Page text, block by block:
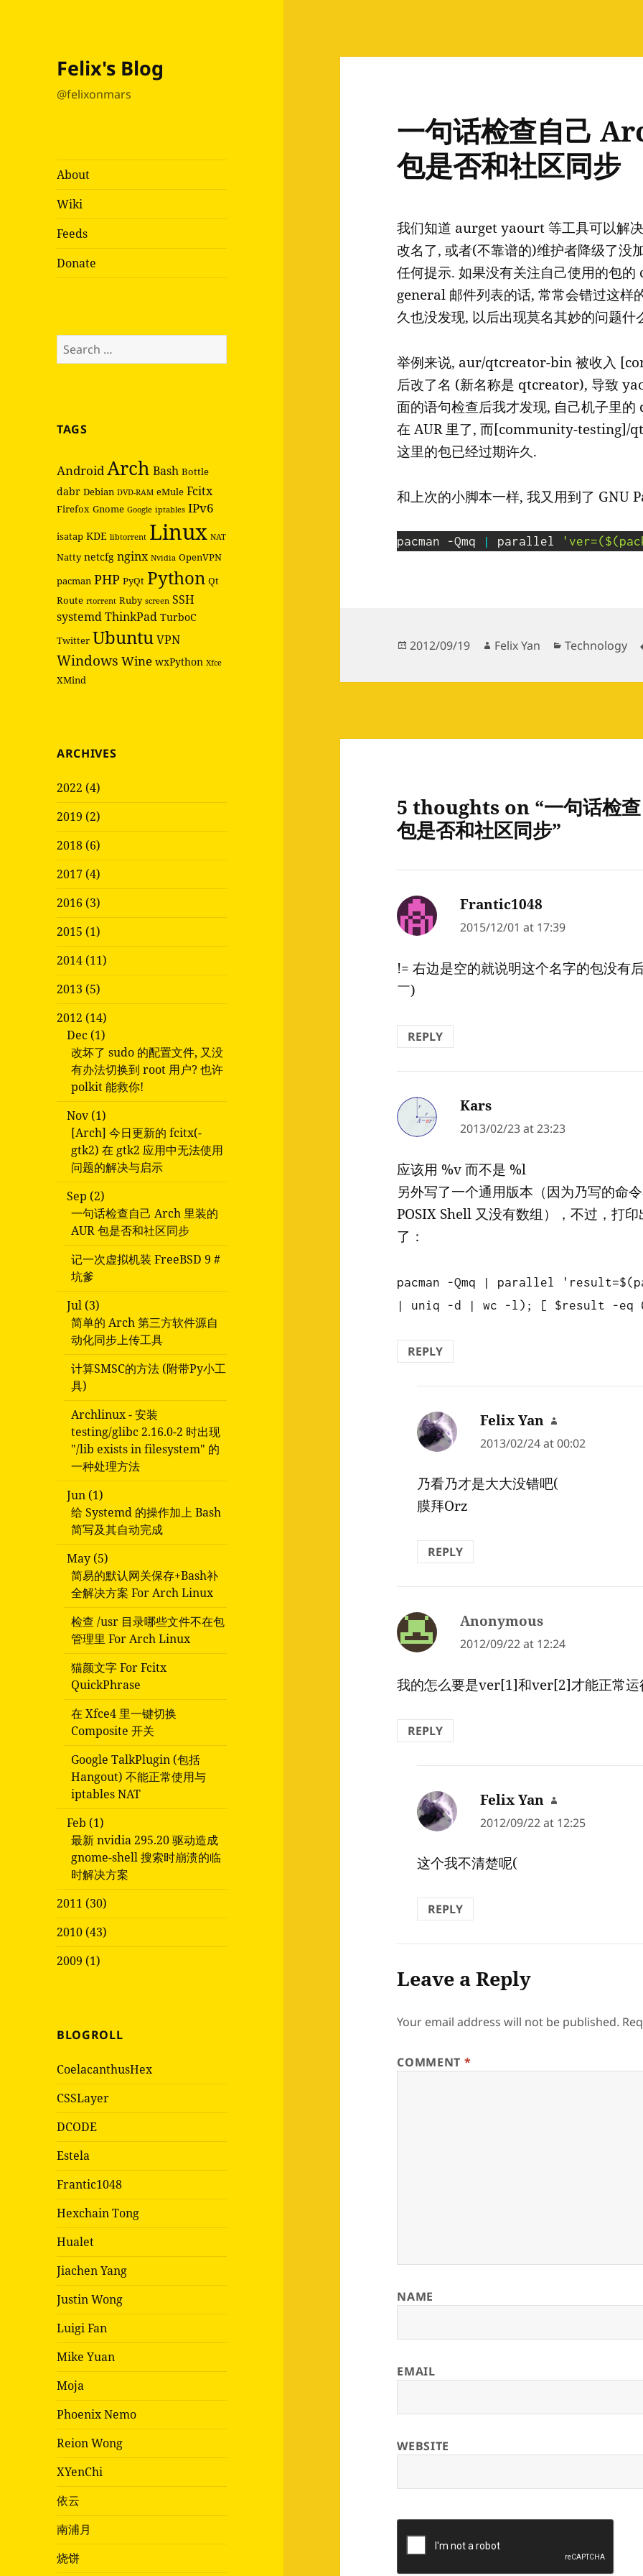
Felix's Blog
@felixonmars
About
Wiki
Feeds
Donate
Search
for:
TAGS
AndroidArch Bash Bottle
dabr Debian DVD-RAM eMule Fcitx
Firefox Gnome Google iptables IPv6
isatap KDE libtorrent Linux NAT
Natty netcfg nginx Nvidia OpenVPN
pacman PHP PyQt Python Qt
Route rtorrent Ruby screen SSH
systemdThinkPad TurboC
Twitter UbuntuVPN
Windows Wine wxPython Xfce
XMind
ARCHIVES
2022 (4)
2019 (2)
2018 (6)
2017 (4)
2016 (3)
2015 (1)
2014 (11)
2013 (5)
2012 (14)
Dec (1)
改坏了 sudo 的配置文件, 又没
有办法切换到 root 用户? 也许
polkit 能救你!
Nov (1)
[Arch] 今日更新的 fcitx(-
gtk2) 在 gtk2 应用中无法使用
问题的解决与启示
Sep (2)
一句话检查自己 Arch 里装的
AUR 包是否和社区同步
记一次虚拟机装 FreeBSD 9 #
坑爹
Jul (3)
简单的 Arch 第三方软件源自
动化同步上传工具
计算SMSC的方法 (附带Py小工
具)
Archlinux - 安装
testing/glibc 2.16.0-2 时出现
"/lib exists in filesystem" 的
一种处理方法
Jun (1)
给 Systemd 的操作加上 Bash
简写及其自动完成
May (5)
简易的默认网关保存+Bash补
全解决方案 For Arch Linux
检查 /usr 目录哪些文件不在包
管理里 For Arch Linux
猫颜文字 For Fcitx
QuickPhrase
在 Xfce4 里一键切换
Composite 开关
Google TalkPlugin (包括
Hangout) 不能正常使用与
iptables NAT
Feb (1)
最新 nvidia 295.20 驱动造成
gnome-shell 搜索时崩溃的临
时解决方案
2011 (30)
2010 (43)
2009 (1)
BLOGROLL
CoelacanthusHex
CSSLayer
DCODE
Estela
Frantic1048
Hexchain Tong
Hualet
Jiachen Yang
Justin Wong
Luigi Fan
Mike Yuan
Moja
Phoenix Nemo
Reion Wong
XYenChi
依云
南浦月
烧饼
一句话检查自己
包是否和社区同步
我们知道 aurget yaourt 等工具可以解
改名了, 或者(不靠谱的)维护者降级了没
任何提示. 如果没有关注自己使用的包
general 邮件列表的话, 常常会错过这样
久也没发现, 以后出现莫名其妙的问题什
举例来说, aur/qtcreator-bin 被收入
后改了名 (新名称是 qtcreator), 导致
面的语句检查后我才发现, 自己机子里
在 AUR 里了, 而[community-testing]/
这里的包已经过期许久.
和上次的小脚本一样, 我又用到了 GNU
pacman -Qmq | parallel
Posted
2012/09/19 Author
Felix Yan Categories
Technology
5 thoughts on “一句话检
包是否和社区同步”
Frantic1048
2015/12/01 at 17:39
!= 右边是空的就说明这个名字的包没有
￣)
REPLY
Kars
2013/02/23 at 23:23
应该用 %v 而不是 %l
另外写了一个通用版本（因为乃写的命
POSIX Shell 又没有数组），不过，打
了：
pacman -Qmq | parallel
| uniq -d | wc -l); [ $result -eq
REPLY
Felix Yan says:
2013/02/24 at 00:02
乃看乃才是大大没错吧(
膜拜Orz
REPLY
Anonymous
2012/09/22 at 12:24
我的怎么要是ver[1]和ver[2]才能正常运
REPLY
Felix Yan says:
2012/09/22 at 12:25
这个我不清楚呢(
REPLY
Leave a Reply
Your email address will not be published.
COMMENT *
NAME
EMAIL
WEBSITE